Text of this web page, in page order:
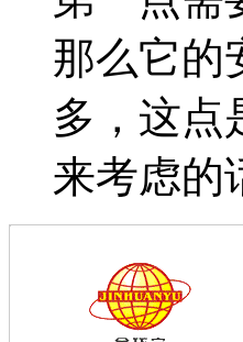
那么它的
多，这点
来考虑的